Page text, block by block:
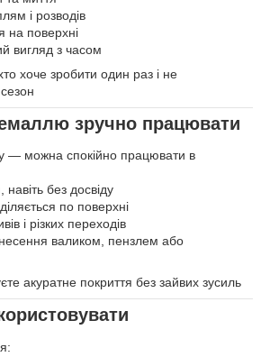
і розводів
на поверхні
вигляд з часом
хоче зробити один раз і не
зручно працювати
— можна спокійно працювати в
без досвіду
по поверхні
і різких переходів
валиком, пензлем або
акуратне покриття без зайвих зусиль